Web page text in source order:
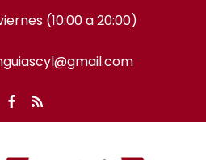
(10:00 a 20:00)